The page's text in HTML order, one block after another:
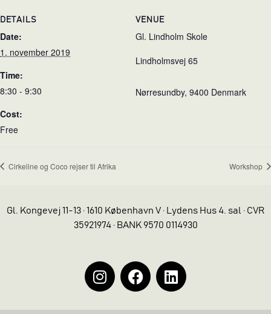
DETAILS
Date:
1. november 2019
Time:
8:30 - 9:30
Cost:
Free
VENUE
Gl. Lindholm Skole
Lindholmsvej 65
Nørresundby, 9400 Denmark
Cirkeline og Coco rejser til Afrika Workshop
Gl. Kongevej 11-13 · 1610 København V · Lydens Hus 4. sal · CVR
35921974 · BANK 9570 0114930